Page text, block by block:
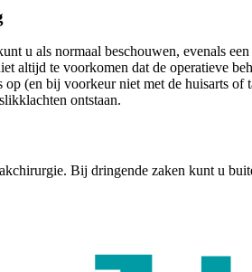
u als normaal beschouwen, evenals
altijd te voorkomen dat de operatieve
(en bij voorkeur niet met de huisarts
ontstaan.
Bij dringende zaken kunt u